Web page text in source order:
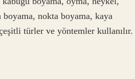
nokta boyama, kaya
türler ve yöntemler kullanılır.